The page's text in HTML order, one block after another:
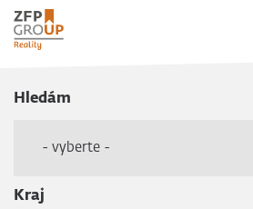
Hledám
- vyberte -
Kraj